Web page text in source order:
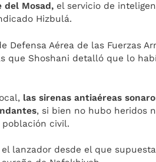
del Mosad, el servicio de
Hizbulá.
Aérea de las Fuerzas
que Shoshani detalló que lo
las sirenas antiaéreas
, si bien no hubo heridos
civil.
lanzador desde el que